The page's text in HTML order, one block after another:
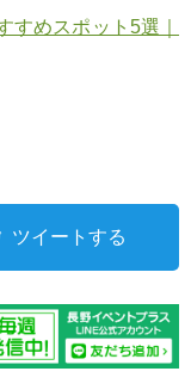
すめスポット5選｜
ツイートする